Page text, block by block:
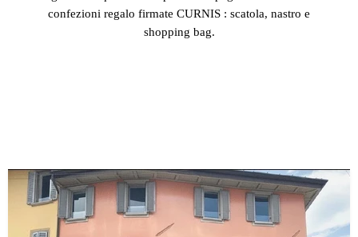
confezioni regalo firmate CURNIS : scatola, nastro e
shopping bag.